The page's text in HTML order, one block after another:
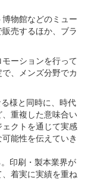
物館などのミュー
売するほか、ブラ
ーションを行って
、メンズ分野でカ
様と同時に、時代
重複した意味合い
クトを通じて実感
能性を伝えていき
印刷・製本業界が
着実に実績を重ね